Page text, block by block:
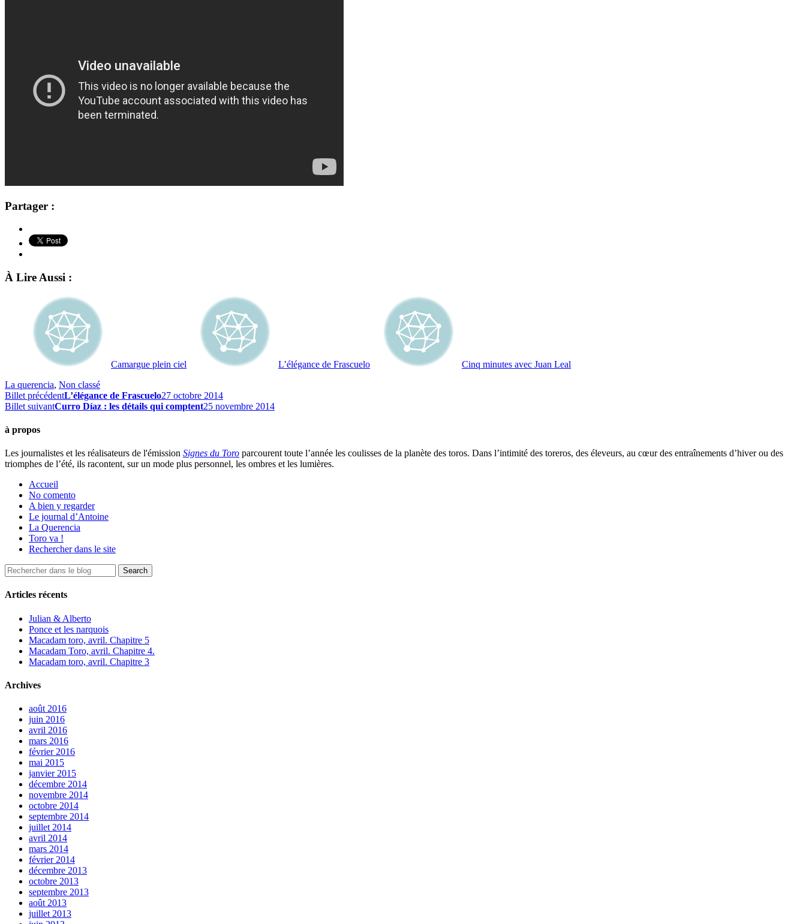
Partager :
À Lire Aussi :
Camargue plein ciel L’élégance de Frascuelo
Cinq minutes avec Juan Leal
La querencia, Non classé
Billet précédentL’élégance de Frascuelo27 octobre 2014
Billet suivantCurro Díaz : les détails qui comptent25 novembre 2014
à propos
Les journalistes et les réalisateurs de l'émission Signes du Toro parcourent toute l’année les coulisses de la planète des toros. Dans l’intimité des toreros, des éleveurs, au cœur des entraînements d’hiver ou des
triomphes de l’été, ils racontent, sur un mode plus personnel, les ombres et les lumières.
Accueil
No comento
A bien y regarder
Le journal d’Antoine
La Querencia
Toro va !
Rechercher dans le site
Articles récents
Julian & Alberto
Ponce et les narquois
Macadam toro, avril. Chapitre 5
Macadam Toro, avril. Chapitre 4.
Macadam toro, avril. Chapitre 3
Archives
août 2016
juin 2016
avril 2016
mars 2016
février 2016
mai 2015
janvier 2015
décembre 2014
novembre 2014
octobre 2014
septembre 2014
juillet 2014
avril 2014
mars 2014
février 2014
décembre 2013
octobre 2013
septembre 2013
août 2013
juillet 2013